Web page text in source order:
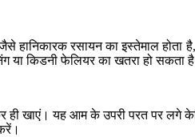
रसायन का इस्तेमाल होता
या किडनी फेलियर का खतरा हो सकता
ही खाएं। यह आम के उपरी परत पर